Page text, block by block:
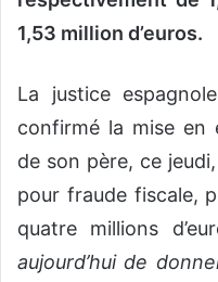
1,53 million d’euros.
La justice
confirmé la mise en
de son père, ce
pour fraude fiscale,
quatre millions
aujourd’hui de